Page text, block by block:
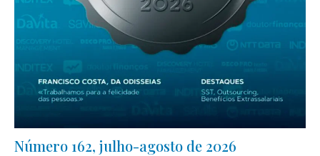
Número 162, julho-agosto de 2026